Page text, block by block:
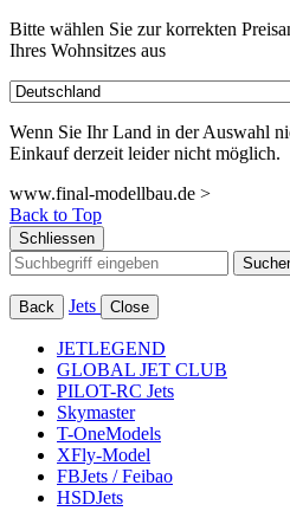
Bitte wählen Sie zur korrekten
Ihres Wohnsitzes aus
Wenn Sie Ihr Land in der Auswahl
Einkauf derzeit leider nicht möglich.
www.final-modellbau.de >
Back to Top
Schliessen
Back Jets Close
JETLEGEND
GLOBAL JET CLUB
PILOT-RC Jets
Skymaster
T-OneModels
XFly-Model
FBJets / Feibao
HSDJets